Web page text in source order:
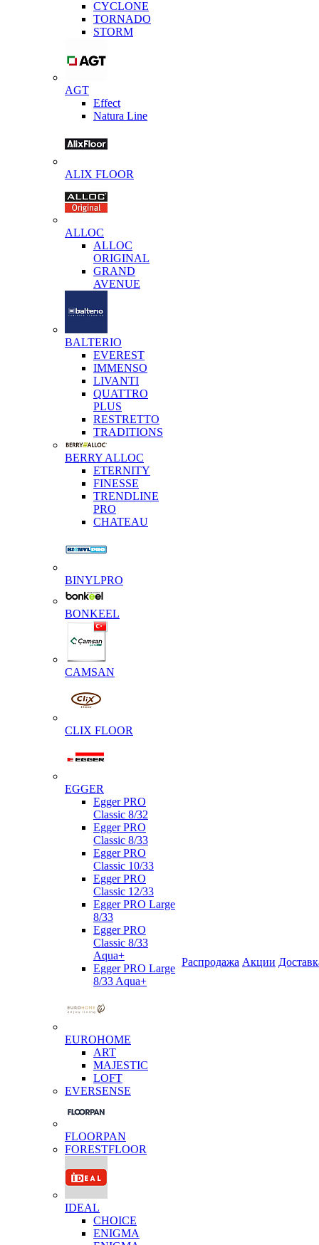
CYCLONE
TORNADO
STORM
AGT
Effect
Natura Line
ALIX FLOOR
ALLOC
ALLOC
ORIGINAL
GRAND
AVENUE
BALTERIO
EVEREST
IMMENSO
LIVANTI
QUATTRO
PLUS
RESTRETTO
TRADITIONS
BERRY ALLOC
ETERNITY
FINESSE
TRENDLINE
PRO
CHATEAU
BINYLPRO
BONKEEL
CAMSAN
CLIX FLOOR
EGGER
Egger PRO
Classic 8/32
Egger PRO
Classic 8/33
Egger PRO
Classic 10/33
Egger PRO
Classic 12/33
Egger PRO Large
8/33
Egger PRO
Classic 8/33
Aqua+
Egger PRO Large
8/33 Aqua+
EUROHOME
ART
MAJESTIC
LOFT
EVERSENSE
FLOORPAN
FORESTFLOOR
IDEAL
CHOICE
ENIGMA
Распродажа Акции